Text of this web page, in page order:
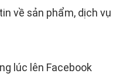
về sản phẩm, dịch vụ
lúc lên Facebook